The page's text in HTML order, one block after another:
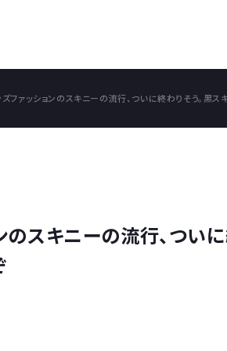
ズファッションのスキニーの流行、ついに終わりそう。黒
のスキニーの流行、つい